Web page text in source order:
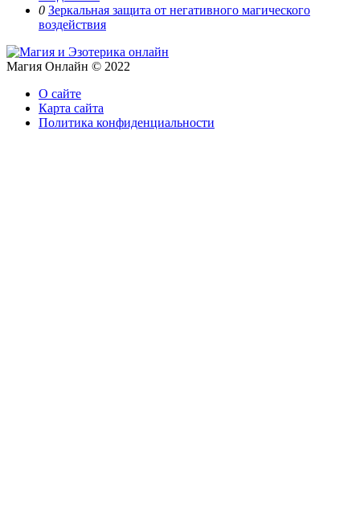
0 Зеркальная защита от негативного магического
воздействия
Магия Онлайн © 2022
О сайте
Карта сайта
Политика конфиденциальности